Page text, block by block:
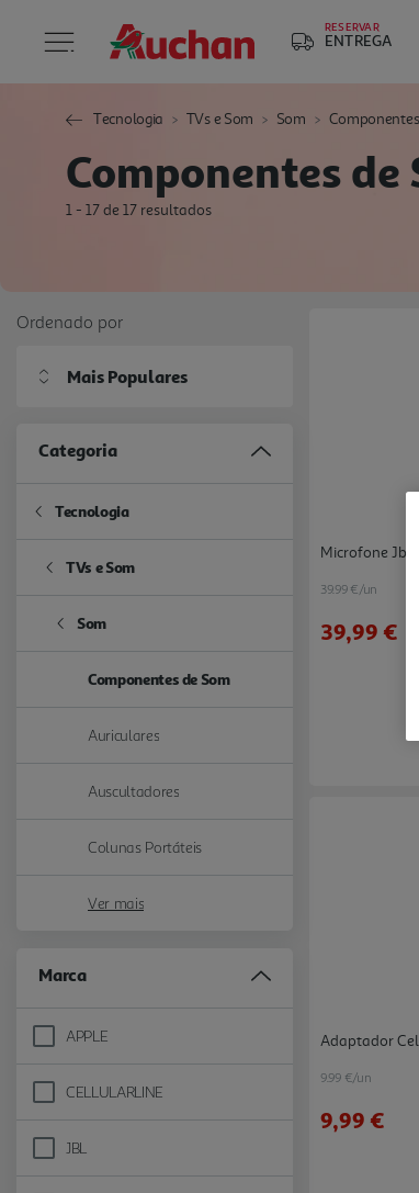
RESERVAR
ENTREGA
Tecnologia TVs e Som Som
Componentes de
1 - 17 de 17 resultados
Ordenado por
Mais Populares
Categoria
Tecnologia
Refine by Categoria: Tecnologia
TVs e Som
Refine by Categoria: TVs e Som
Som
Refine by Categoria: Som
Componentes de Som
selected Currently Refined by Categoria: Componentes
Auriculares
Refine by Categoria: Auriculares
Auscultadores
Refine by Categoria: Auscultadores
Colunas Portáteis
Refine by Categoria: Colunas Portáteis
Ver mais
Marca
APPLE
Refine by Marca: APPLE
CELLULARLINE
Refine by Marca: CELLULARLINE
JBL
Refine by Marca: JBL
Microfone Jbl
39.99 €/un
39,99 €
Adaptador
9.99 €/un
9,99 €